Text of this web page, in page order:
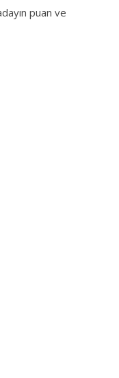
puan ve